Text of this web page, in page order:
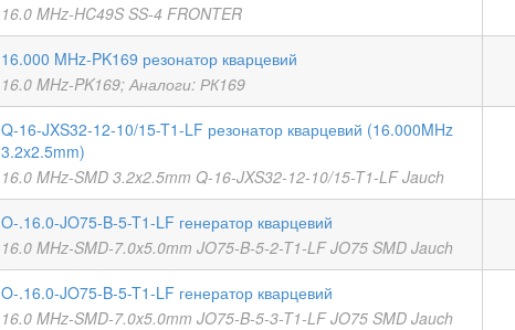
16.0 MHz-HC49S SS-4 FRONTER
16.000 MHz-PK169 резонатор кварцевий
16.0 MHz-PK169; Аналоги: РК169
Q-16-JXS32-12-10/15-T1-LF резонатор кварцевий (16.000MHz
3.2x2.5mm)
16.0 MHz-SMD 3.2x2.5mm Q-16-JXS32-12-10/15-T1-LF Jauch
O-.16.0-JO75-B-5-T1-LF генератор кварцевий
16.0 MHz-SMD-7.0x5.0mm JO75-B-5-2-T1-LF JO75 SMD Jauch
O-.16.0-JO75-B-5-T1-LF генератор кварцевий
16.0 MHz-SMD-7.0x5.0mm JO75-B-5-3-T1-LF JO75 SMD Jauch